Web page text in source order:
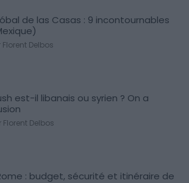
de las Casas : 9 incontournables
Delbos
est-il libanais ou syrien ? On a
Delbos
: budget, sécurité et itinéraire de